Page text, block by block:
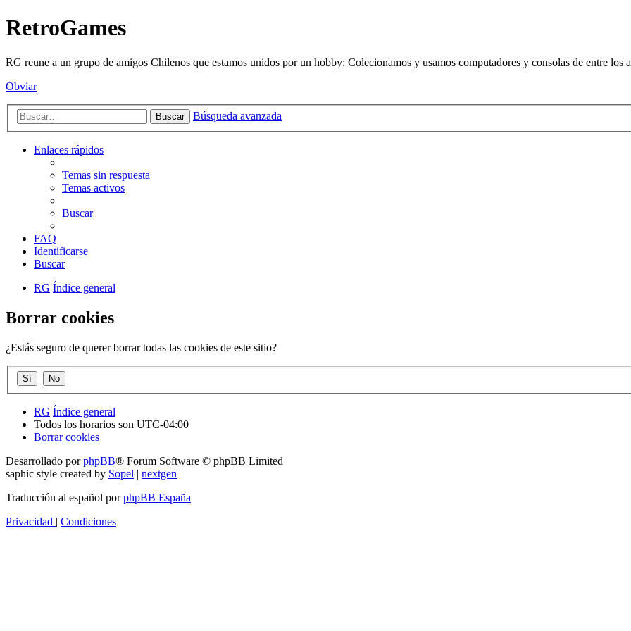
RetroGames
RG reune a un grupo de amigos Chilenos que estamos unidos por un hobby: Colecionamos y usamos computadores y consolas de entre los
Obviar
Buscar Búsqueda avanzada
Enlaces rápidos
Temas sin respuesta
Temas activos
Buscar
FAQ
Identificarse
Buscar
RG Índice general
Borrar cookies
¿Estás seguro de querer borrar todas las cookies de este sitio?
RG Índice general
Todos los horarios son UTC-04:00
Borrar cookies
Desarrollado porphpBB® Forum Software © phpBB Limited
saphic style created by Sopel | nextgen
Traducción al español porphpBB España
Privacidad | Condiciones